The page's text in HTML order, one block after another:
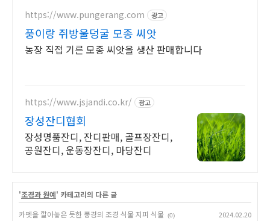
https://www.pungerang.com 광고
풍이랑 쥐방울덩굴 모종 씨앗
농장 직접 기른 모종 씨앗을 생산 판매합니다
https://www.jsjandi.co.kr/ 광고
장성잔디협회
장성명품잔디, 잔디판매, 골프장잔디,
공원잔디, 운동장잔디, 마당잔디
'조경과 원예' 카테고리의 다른 글
카펫을 깔아놓은 듯한 풍경의 조경 식물 지피 식물
(0) 2024.02.20